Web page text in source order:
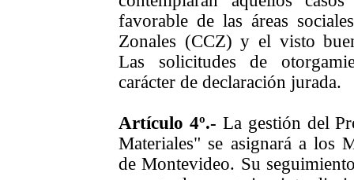
favorable de las áreas
Zonales (CCZ) y el visto
Las solicitudes de
carácter de declaración jurada.
Artículo 4º.- La gestión del
Materiales" se asignará a los
de Montevideo. Su